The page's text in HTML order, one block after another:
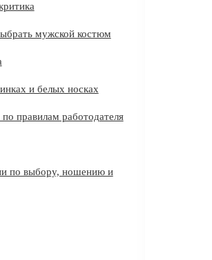
мужской костюм
и белых носках
правилам работодателя
по выбору, ношению и